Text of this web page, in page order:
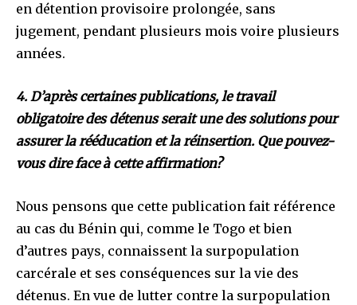
en détention provisoire prolongée, sans
jugement, pendant plusieurs mois voire plusieurs
années.
4. D’après certaines publications, le travail
obligatoire des détenus serait une des solutions pour
assurer la rééducation et la réinsertion. Que pouvez-
vous dire face à cette affirmation?
Nous pensons que cette publication fait référence
au cas du Bénin qui, comme le Togo et bien
d’autres pays, connaissent la surpopulation
carcérale et ses conséquences sur la vie des
détenus. En vue de lutter contre la surpopulation